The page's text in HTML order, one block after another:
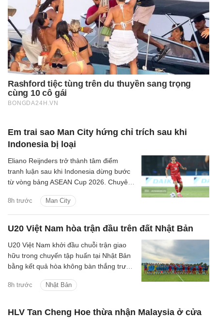
Em trai sao Man City hứng chỉ trích sau khi
Indonesia bị loại
8h trước Man City
Eliano Reijnders trở thành tâm điểm
tranh luận sau khi Indonesia dừng bước
từ vòng bảng ASEAN Cup 2026. Chuyên
với tên Bung Towel, công khai đánh giá
gay gắt màn trình diễn của cầu thủ này.
U20 Việt Nam hòa trận đầu trên đất Nhật Bản
8h trước Nhật Bản
U20 Việt Nam khởi đầu chuỗi trận giao
hữu trong chuyến tập huấn tại Nhật Bản
bằng kết quả hòa không bàn thắng trước
HLV Tan Cheng Hoe thừa nhận Malaysia ở cửa